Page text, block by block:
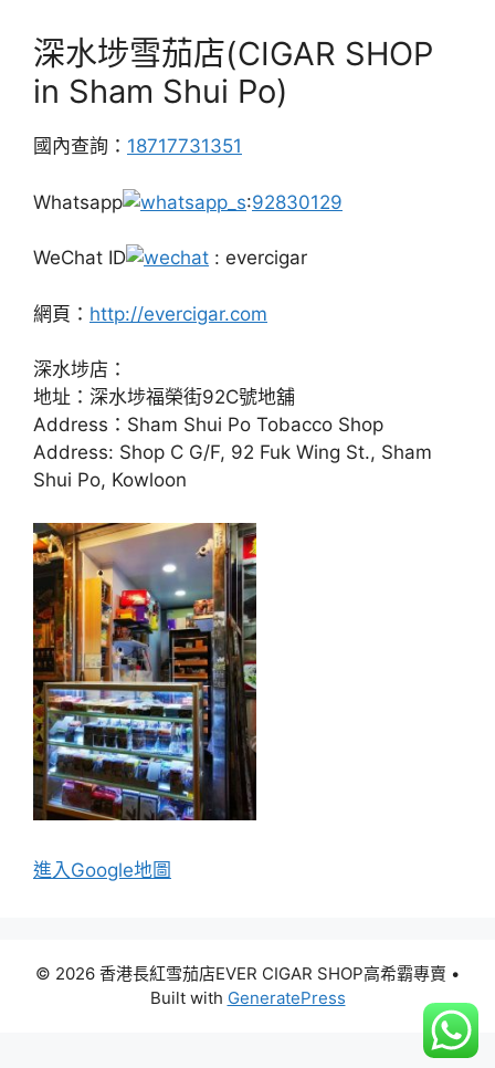
深水埗雪茄店(CIGAR SHOP
in Sham Shui Po)
國內查詢： 18717731351
Whatsapp :92830129
WeChat ID : evercigar
網頁： http://evercigar.com
深水埗店：
地址：深水埗福榮街92C號地舖
Address：Sham Shui Po Tobacco Shop
Address: Shop C G/F, 92 Fuk Wing St., Sham
Shui Po, Kowloon
進入Google地圖
© 2026 香港長紅雪茄店EVER CIGAR SHOP高希霸專賣 •
Built with GeneratePress